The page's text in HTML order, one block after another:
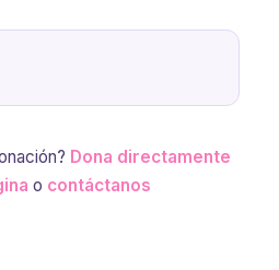
Dona directamente
o contáctanos